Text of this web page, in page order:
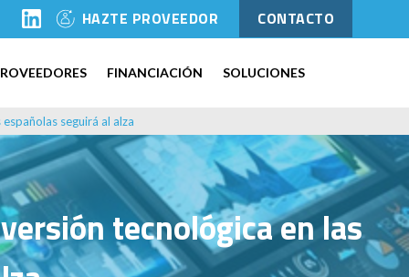
HAZTE PROVEEDOR CONTACTO
FINANCIACIÓN SOLUCIONES
seguirá al alza
tecnológica en las